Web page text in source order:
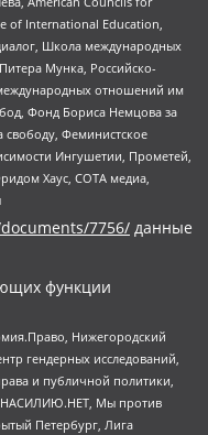
of International Education,
Школа международных
Мунка, Российско-
отношений им
Фонд Бориса Немцова за
Феминистское
Ингушетии, Прометей,
Хаус, СОТА медиа,
7756/ данные
функции
Нижегородский
гендерных исследований,
и публичной политики,
НАСИЛИЮ.НЕТ, Мы против
Петербург, Лига